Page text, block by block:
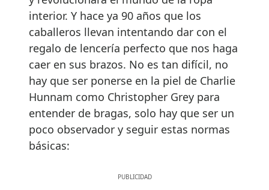
interior. Y hace ya 90 años que los
caballeros llevan intentando dar con el
regalo de lencería perfecto que nos haga
caer en sus brazos. No es tan difícil, no
hay que ser ponerse en la piel de Charlie
Hunnam como Christopher Grey para
entender de bragas, solo hay que ser un
poco observador y seguir estas normas
básicas: